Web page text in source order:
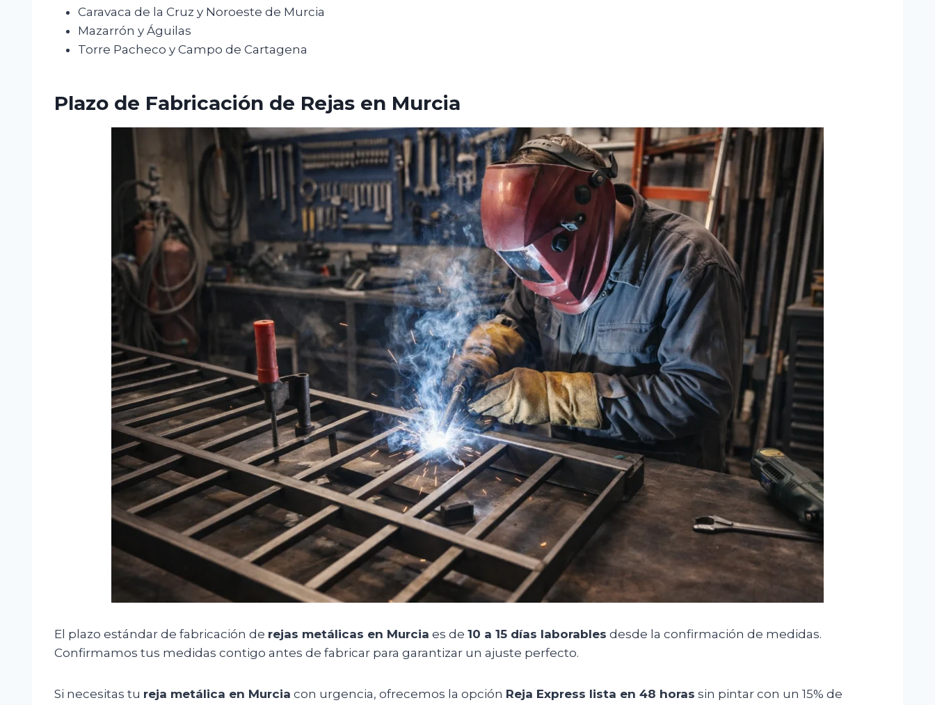
Caravaca de la Cruz y Noroeste de Murcia
Mazarrón y Águilas
Torre Pacheco y Campo de Cartagena
Plazo de Fabricación de Rejas en Murcia
El plazo estándar de fabricación de rejas metálicas en Murcia es de 10 a 15 días laborables desde la confirmación de medidas.
Confirmamos tus medidas contigo antes de fabricar para garantizar un ajuste perfecto.
Si necesitas tu reja metálica en Murcia con urgencia, ofrecemos la opción Reja Express lista en 48 horas sin pintar con un 15% de